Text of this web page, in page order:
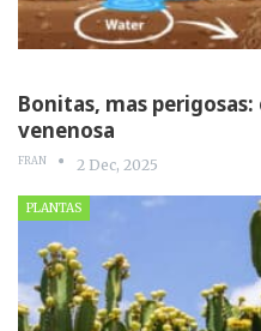
Bonitas, mas
venenosa
FRAN 2 Dec, 2025
PLANTAS